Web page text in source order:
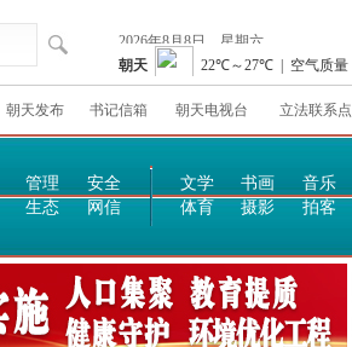
朝天发布 书记信箱 朝天电视台 立法联系点
管理
安全
生态 网信
文学 书画
音乐
体育
摄影 拍客